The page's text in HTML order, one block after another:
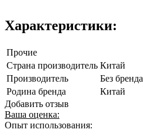
Характеристики:
Прочие
Страна производитель Китай
Производитель
Без бренда
Родина бренда
Китай
Добавить отзыв
Ваша оценка:
Опыт использования: